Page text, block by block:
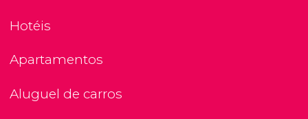
Hotéis
Apartamentos
Aluguel de carros